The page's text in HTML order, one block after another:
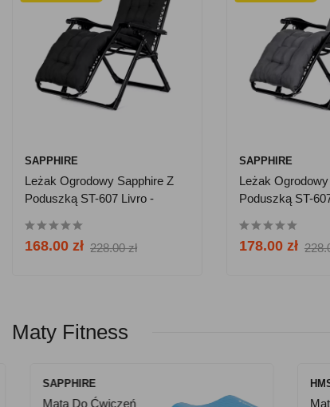
SAPPHIRE
Leżak Ogrodowy Sapphire Z
Poduszką ST-607 Livro -
168.00 zł 228.00 zł
SAPPHIRE
Leżak
Poduszką ST-
178.00 zł
Maty Fitness
SAPPHIRE
Mata Do Ćwiczeń
HMS
Mata
SAPPHIRE
Ławka Sapphire XG-